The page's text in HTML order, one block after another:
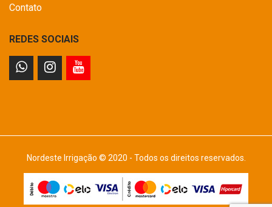
Contato
REDES SOCIAIS
Nordeste Irrigação © 2020 - Todos os direitos reservados.